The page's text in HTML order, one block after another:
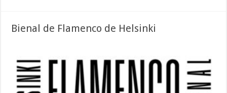
Bienal de Flamenco de Helsinki